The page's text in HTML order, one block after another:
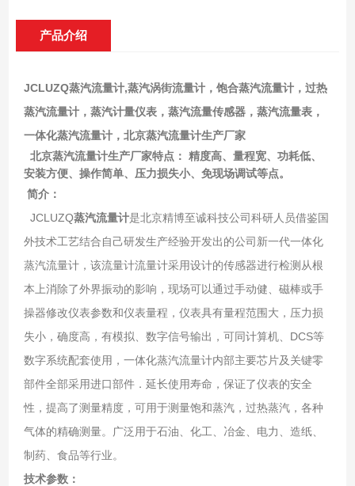
产品介绍
JCLUZQ蒸汽流量计,蒸汽涡街流量计，饱合蒸汽流量计，过热
蒸汽流量计，蒸汽计量仪表，蒸汽流量传感器，蒸汽流量表，
一体化蒸汽流量计，北京蒸汽流量计生产厂家
北京蒸汽流量计生产厂家特点： 精度高、量程宽、功耗低、
安装方便、操作简单、压力损失小、免现场调试等点。
简介：
JCLUZQ蒸汽流量计是北京精博至诚科技公司科研人员借鉴国
外技术工艺结合自己研发生产经验开发出的公司新一代一体化
蒸汽流量计，该流量计流量计采用设计的传感器进行检测从根
本上消除了外界振动的影响，现场可以通过手动健、磁棒或手
操器修改仪表参数和仪表量程，仪表具有量程范围大，压力损
失小，确度高，有模拟、数字信号输出，可同计算机、DCS等
数字系统配套使用，一体化蒸汽流量计内部主要芯片及关键零
部件全部采用进口部件．延长使用寿命，保证了仪表的安全
性，提高了测量精度，可用于测量饱和蒸汽，过热蒸汽，各种
气体的精确测量。广泛用于石油、化工、冶金、电力、造纸、
制药、食品等行业。
技术参数：